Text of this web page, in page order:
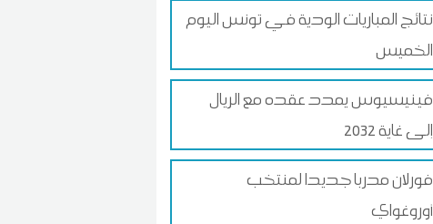
نتائج المباريات الودية في تونس اليوم
الخميس
فينيسيوس يمدد عقده مع الريال
إلى غاية 2032
فورلان مدربا جديدا لمنتخب
أوروغواي